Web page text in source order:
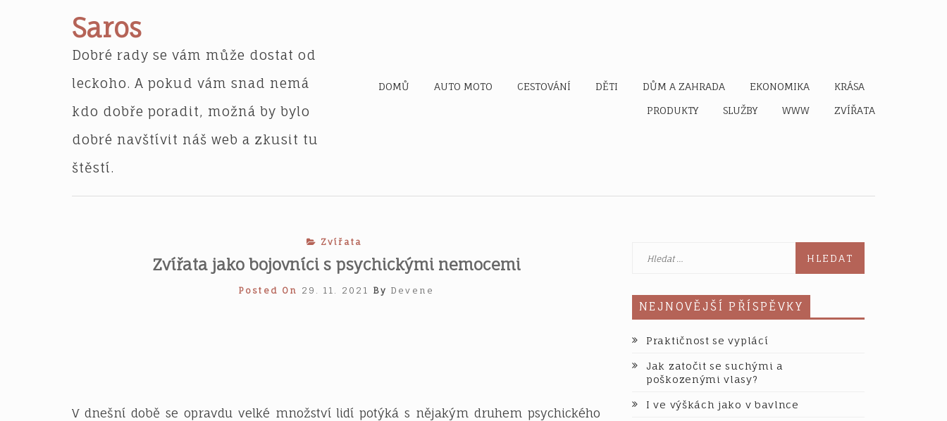
Saros
Dobré rady se vám může dostat od
leckoho. A pokud vám snad nemá
kdo dobře poradit, možná by bylo
dobré navštívit náš web a zkusit tu
štěstí.
DOMŮ AUTO MOTO CESTOVÁNÍ DĚTI DŮM A ZAHRADA EKONOMIKA
KRÁSA
PRODUKTY
SLUŽBY WWW ZVÍŘATA
Zvířata
Zvířata jako bojovníci s psychickými nemocemi
Posted On 29. 11. 2021 By Devene
V dnešní době se opravdu velké množství lidí potýká s nějakým druhem psychického
NEJNOVĚJŠÍ PŘÍSPĚVKY
Praktičnost se vyplácí
Jak zatočit se suchými a
poškozenými vlasy?
I ve výškách jako v bavlnce